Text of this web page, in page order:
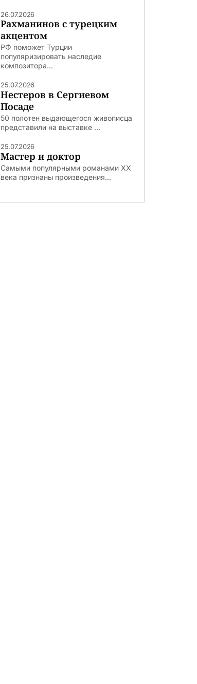
26.07.2026
Рахманинов с турецким
акцентом
РФ поможет Турции
популяризировать наследие
композитора...
25.07.2026
Нестеров в Сергиевом
Посаде
50 полотен выдающегося живописца
представили на выставке ...
25.07.2026
Мастер и доктор
Самыми популярными романами ХХ
века признаны произведения...